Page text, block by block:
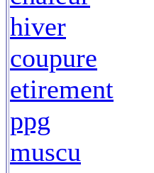
hiver
coupure
etirement
ppg
muscu